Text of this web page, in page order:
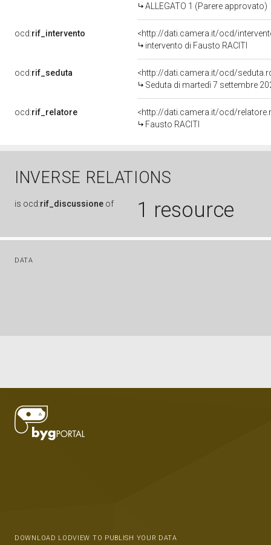
ALLEGATO 1 (Parere approvato)
ocd:rif_intervento
<http://dati.camera.it/ocd/
intervento di Fausto RACITI
ocd:rif_seduta
<http://dati.camera.it/ocd/
Seduta di martedì 7 settembre
ocd:rif_relatore
<http://dati.camera.it/ocd/
Fausto RACITI
INVERSE RELATIONS
is ocd:rif_discussione of 1 resource
DATA
DOWNLOAD LODVIEW TO PUBLISH YOUR DATA